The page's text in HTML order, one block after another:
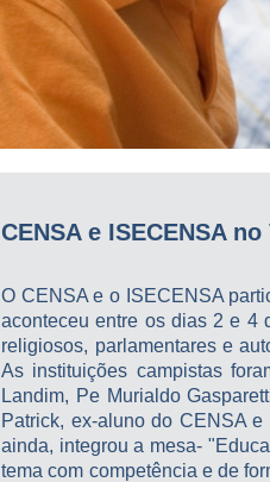
CENSA e ISECENSA
O CENSA e o ISECENSA
aconteceu entre os dias 2 e 4
religiosos, parlamentares e
As instituições campistas
Landim, Pe Murialdo
Patrick, ex-aluno do CENSA
ainda, integrou a mesa-
tema com competência e de